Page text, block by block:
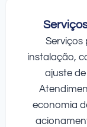
Serviços
instalação,
ajuste
economia